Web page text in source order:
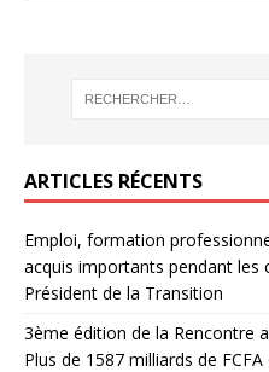
ARTICLES RÉCENTS
Emploi, formation
acquis importants pendant les
Président de la Transition
3ème édition de la Rencontre
Plus de 1587 milliards de